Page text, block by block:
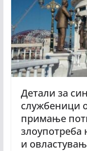
Детали за
службеници
примање
злоупотреба
и